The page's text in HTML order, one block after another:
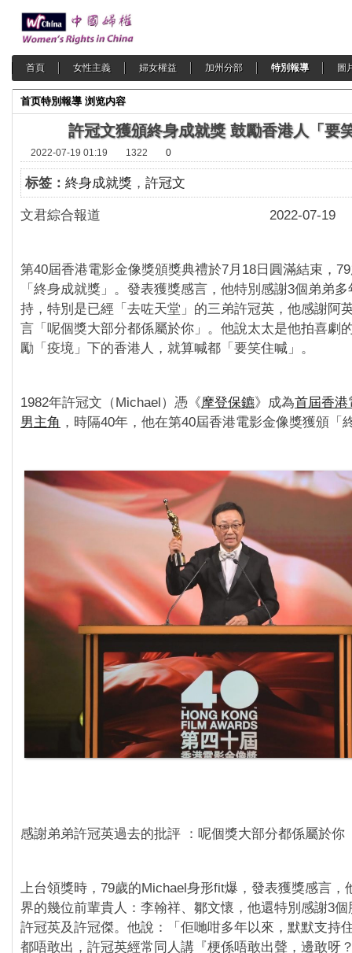
首頁 女性主義 婦女權益 加州分部 特別報導 圖
首页特別報導 浏览内容
許冠文獲頒終身成就獎 鼓勵香港人「要
2022-07-19 01:19 1322 0
标签： 終身成就獎 ， 許冠文
文君綜合報道 2022-07-19
第40屆香港電影金像獎頒獎典禮於7月18日圓滿結束，
「終身成就獎」。發表獲獎感言，他特別感謝3個弟弟
持，特別是已經「去咗天堂」的三弟許冠英，他感謝阿
言「呢個獎大部分都係屬於你」。他說太太是他拍喜劇
勵「疫境」下的香港人，就算喊都「要笑住喊」。
1982年許冠文（Michael）憑《摩登保鑣》成為首屆香港
男主角 ，時隔40年，他在第40屆香港電影金像獎獲頒「
感謝弟弟許冠英過去的批評 ：呢個獎大部分都係屬於你
上台領獎時，79歲的Michael身形fit爆，發表獲獎感言，
界的幾位前輩貴人：李翰祥、鄒文懷，他還特別感謝3
許冠英及許冠傑。他說：「佢哋咁多年以來，默默支持
都唔敢出，許冠英經常同人講『梗係唔敢出聲，邊敢呀